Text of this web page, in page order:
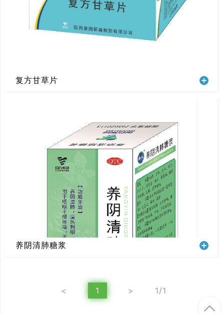
复方甘草片
养阴清肺糖浆
< 1 > 1/1